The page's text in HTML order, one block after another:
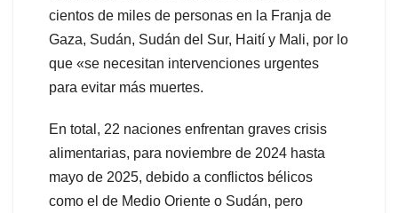
cientos de miles de personas en la Franja de
Gaza, Sudán, Sudán del Sur, Haití y Mali, por lo
que «se necesitan intervenciones urgentes
para evitar más muertes.
En total, 22 naciones enfrentan graves crisis
alimentarias, para noviembre de 2024 hasta
mayo de 2025, debido a conflictos bélicos
como el de Medio Oriente o Sudán, pero